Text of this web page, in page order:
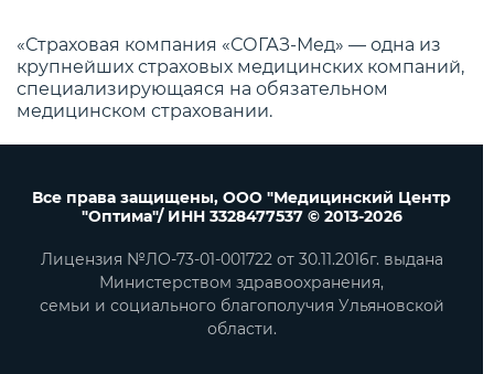
«Страховая компания «СОГАЗ-Мед» — одна из
крупнейших страховых медицинских компаний,
специализирующаяся на обязательном
медицинском страховании.
Все права защищены, ООО "Медицинский Центр
"Оптима"/ ИНН 3328477537 © 2013-2026
Лицензия №ЛО-73-01-001722 от 30.11.2016г. выдана
Министерством здравоохранения,
семьи и социального благополучия Ульяновской
области.